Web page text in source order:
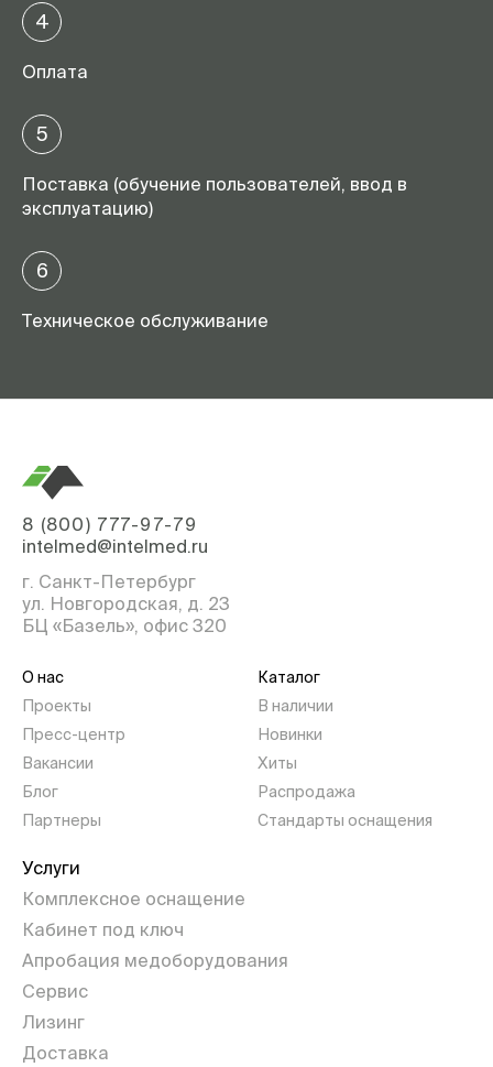
4
Оплата
5
Поставка (обучение пользователей, ввод в
эксплуатацию)
6
Техническое обслуживание
8 (800) 777-97-79
intelmed@intelmed.ru
г. Санкт-Петербург
ул. Новгородская, д. 23
БЦ «Базель», офис 320
О нас
Проекты
Пресс-центр
Вакансии
Блог
Партнеры
Каталог
В наличии
Новинки
Хиты
Распродажа
Стандарты оснащения
Услуги
Комплексное оснащение
Кабинет под ключ
Апробация медоборудования
Сервис
Лизинг
Доставка